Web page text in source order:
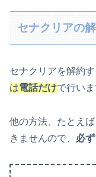
セナクリアの
セナクリアを解約
は電話だけで行いま
他の方法、たとえ
きませんので、 必